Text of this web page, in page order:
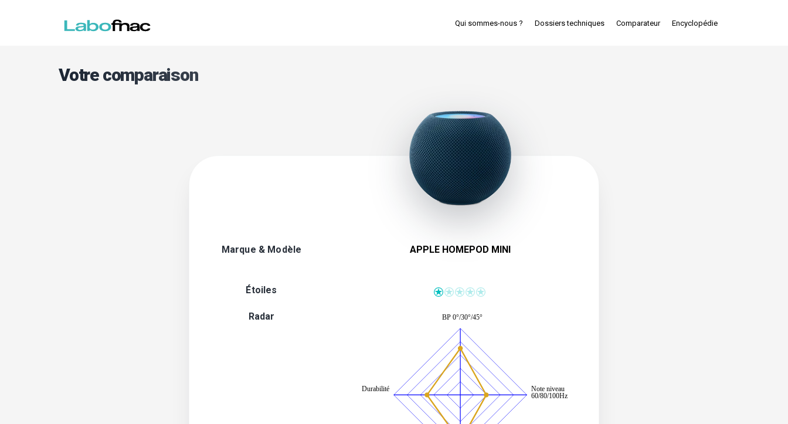
Qui sommes-nous ? Dossiers techniques Comparateur Encyclopédie
Votre comparaison
Marque & Modèle APPLE HOMEPOD MINI
Étoiles
Radar